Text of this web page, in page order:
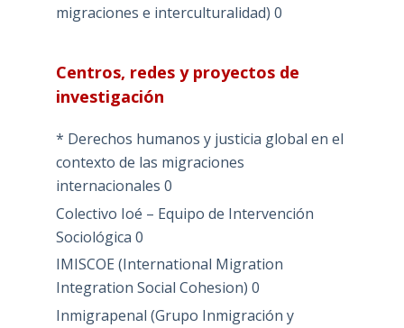
migraciones e interculturalidad) 0
Centros, redes y proyectos de
investigación
* Derechos humanos y justicia global en el
contexto de las migraciones
internacionales 0
Colectivo Ioé – Equipo de Intervención
Sociológica 0
IMISCOE (International Migration
Integration Social Cohesion) 0
Inmigrapenal (Grupo Inmigración y